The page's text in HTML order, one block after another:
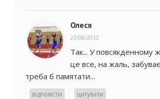
Олеся
23/08/2012
Так... У повсякденному
це все, на жаль,
треба б памятати...
відповісти цитувати